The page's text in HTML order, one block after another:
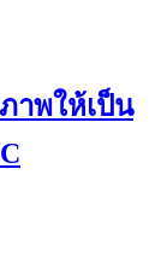
าพให้เป็น